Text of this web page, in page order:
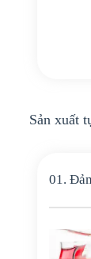
Sản xuất
01.